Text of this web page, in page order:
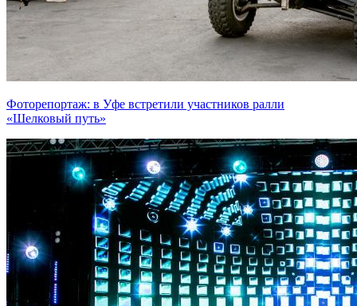
Фоторепортаж: в Уфе встретили участников ралли
«Шелковый путь»